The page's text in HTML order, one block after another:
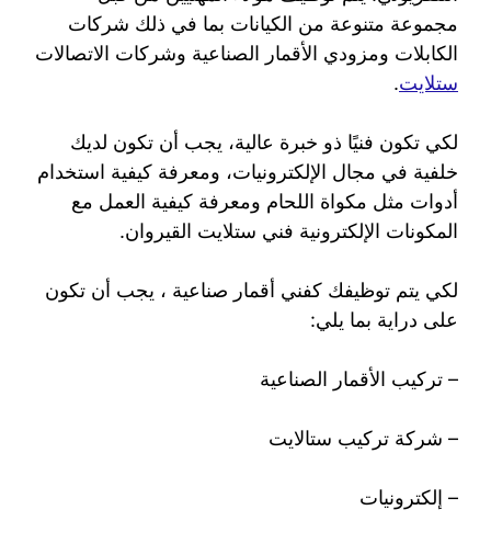
مجموعة متنوعة من الكيانات بما في ذلك شركات
الكابلات ومزودي الأقمار الصناعية وشركات الاتصالات
ستلايت.
لكي تكون فنيًا ذو خبرة عالية، يجب أن تكون لديك
خلفية في مجال الإلكترونيات، ومعرفة كيفية استخدام
أدوات مثل مكواة اللحام ومعرفة كيفية العمل مع
المكونات الإلكترونية فني ستلايت القيروان.
لكي يتم توظيفك كفني أقمار صناعية ، يجب أن تكون
على دراية بما يلي:
– تركيب الأقمار الصناعية
– شركة تركيب ستالايت
– إلكترونيات